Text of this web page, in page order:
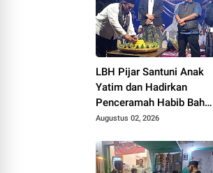
LBH Pijar Santuni Anak
Yatim dan Hadirkan
Penceramah Habib Bahar
di Milad Ketujuh
Augustus 02, 2026